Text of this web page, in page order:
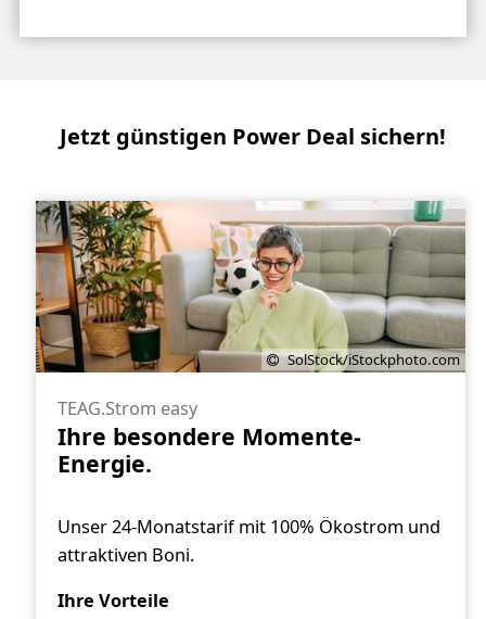
Jetzt günstigen Power Deal sichern!
SolStock/iStockphoto.com
TEAG.Strom easy
Ihre besondere Momente-
Energie.
Unser 24-Monatstarif mit 100% Ökostrom und
attraktiven Boni.
Ihre Vorteile